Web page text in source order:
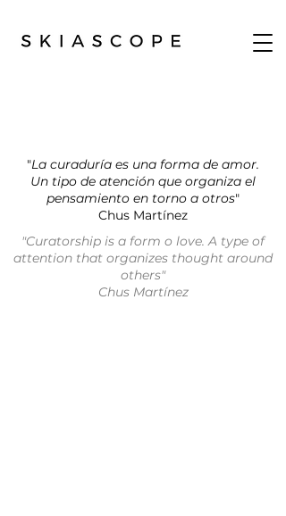
"La curaduría es una forma de amor.
Un tipo de atención que organiza el
pensamiento en torno a otros"
Chus Martínez
"Curatorship is a form o love. A type of
attention that organizes thought around
others"
Chus Martínez